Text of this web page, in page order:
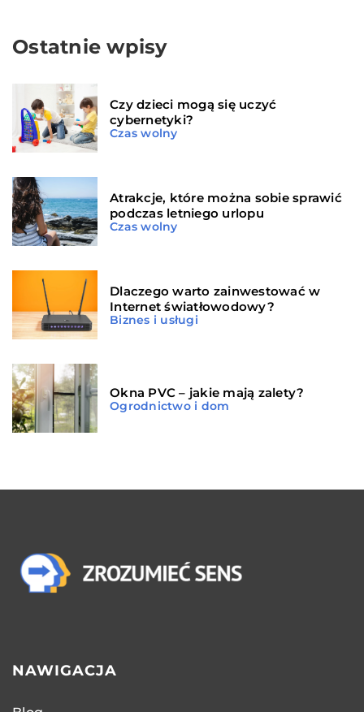
Ostatnie wpisy
Czy dzieci mogą się uczyć
cybernetyki?
Czas wolny
Atrakcje, które można sobie sprawić
podczas letniego urlopu
Czas wolny
Dlaczego warto zainwestować w
Internet światłowodowy?
Biznes i usługi
Okna PVC – jakie mają zalety?
Ogrodnictwo i dom
NAWIGACJA